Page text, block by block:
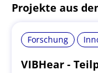
Projekte aus
Forschung
VIBHear -